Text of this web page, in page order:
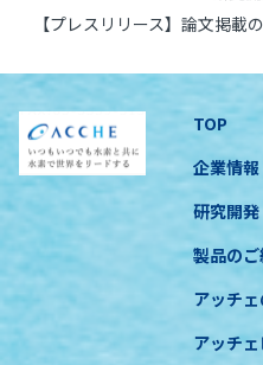
【プレスリリース】論文掲載
TOP
企業情報
研究開発
製品の
アッチ
アッチ